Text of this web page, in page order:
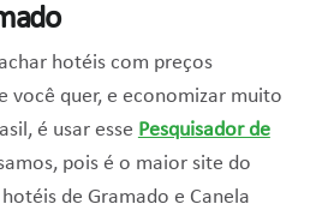
hotéis com preços
você quer, e economizar muito
é usar esse Pesquisador de
pois é o maior site do
de Gramado e Canela